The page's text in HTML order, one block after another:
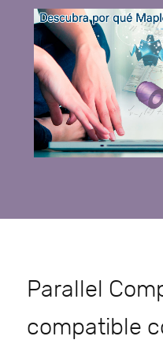
Parallel
compatible